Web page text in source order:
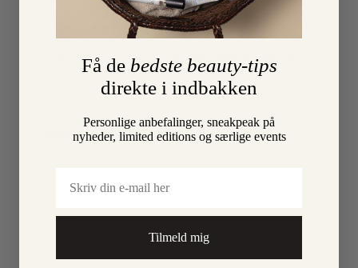
Vasker du dit hår forkert?
Få de bedste beauty-tips
direkte i indbakken
Personlige anbefalinger, sneakpeak på
nyheder, limited editions og særlige events
Tilmeld mig